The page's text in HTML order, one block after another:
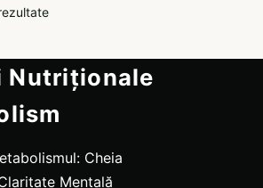
Nutriționale
Cheia
Mentală